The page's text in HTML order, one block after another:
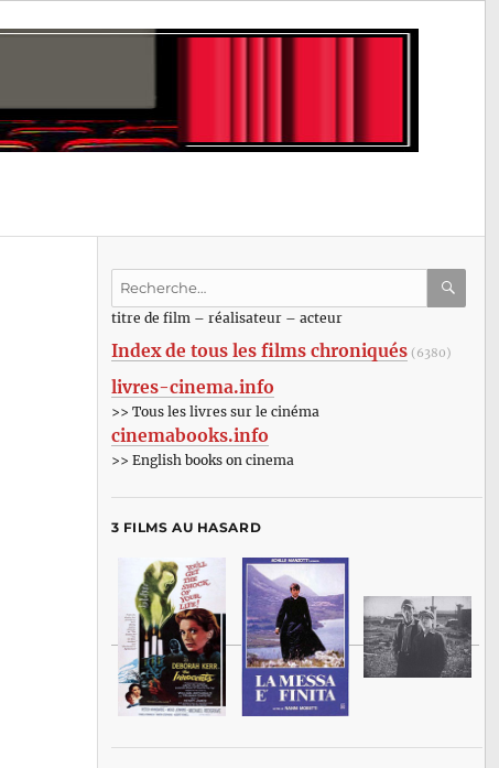
Recherche
:titre de film – réalisateur – acteur
Index de tous les films chroniqués (6380)
livres-cinema.info
>> Tous les livres sur le cinéma
cinemabooks.info
>> English books on cinema
3 FILMS AU HASARD